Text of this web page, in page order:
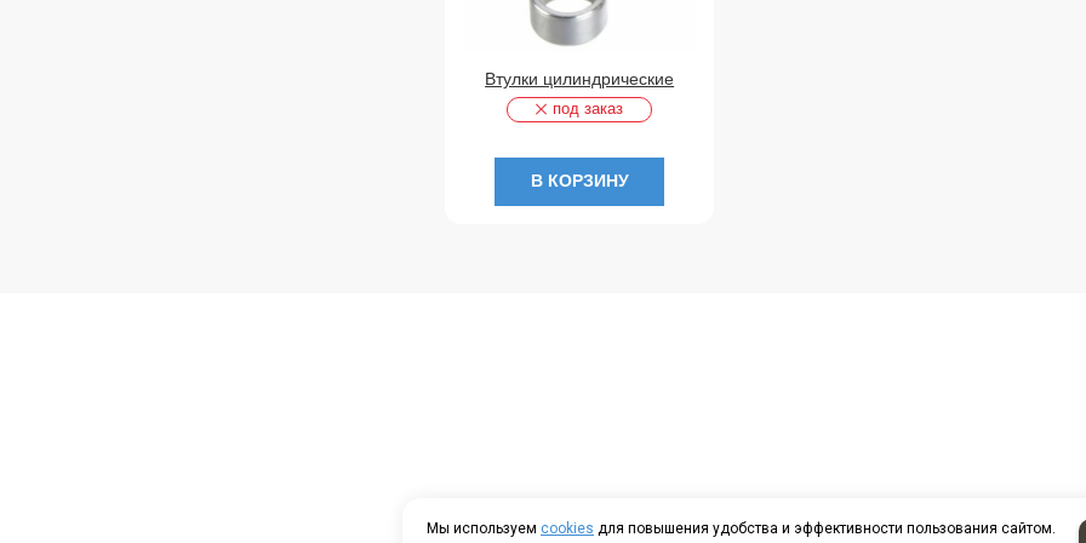
Втулки цилиндрические
под заказ
В КОРЗИНУ
Мы используем cookies для повышения удобства и эффективности пользования сайтом.